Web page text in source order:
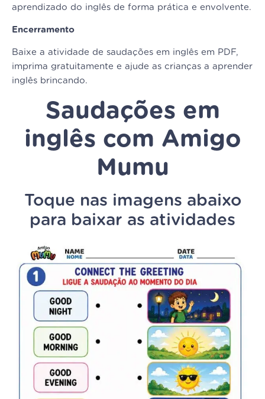
aprendizado do inglês de forma prática e envolvente.
Encerramento
Baixe a atividade de saudações em inglês em PDF,
imprima gratuitamente e ajude as crianças a aprender
inglês brincando.
Saudações em
inglês com Amigo
Mumu
Toque nas imagens abaixo
para baixar as atividades